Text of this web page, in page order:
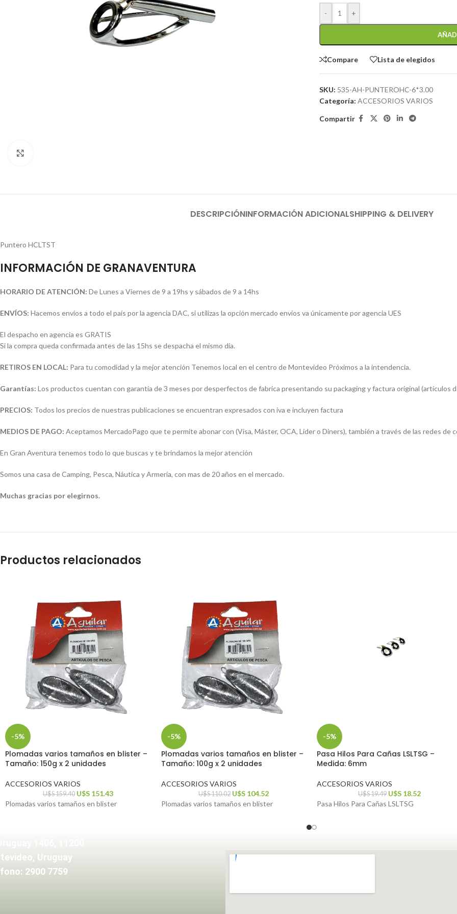
- +
Compare Lista de elegidos
SKU: 535-AH-PUNTEROHC-6*3.00
Categoría: ACCESORIOS VARIOS
Compartir
DESCRIPCIÓNINFORMACIÓN ADICIONALSHIPPING & DELIVERY
Puntero HCLTST
INFORMACIÓN DE GRANAVENTURA
HORARIO DE ATENCIÓN: De Lunes a Viernes de 9 a 19hs y sábados de 9 a 14hs
ENVÍOS: Hacemos envíos a todo el país por la agencia DAC, si utilizas la opción mercado envíos va únicamente por agencia UES
El despacho en agencia es GRATIS
Si la compra queda confirmada antes de las 15hs se despacha el mismo día.
RETIROS EN LOCAL: Para tu comodidad y la mejor atención Tenemos local en el centro de Montevideo Próximos a la intendencia.
Garantías: Los productos cuentan con garantía de 3 meses por desperfectos de fabrica presentando su packaging y factura original (artículos
PRECIOS: Todos los precios de nuestras publicaciones se encuentran expresados con iva e incluyen factura
MEDIOS DE PAGO: Aceptamos MercadoPago que te permite abonar con (Visa, Máster, OCA, Lider o Diners), también a través de las redes de
En Gran Aventura tenemos todo lo que buscas y te brindamos la mejor atención
Somos una casa de Camping, Pesca, Náutica y Armería, con mas de 20 años en el mercado.
Muchas gracias por elegirnos.
Productos relacionados
-5%
Plomadas varios tamaños en blister –
Tamaño: 150g x 2 unidades
ACCESORIOS VARIOS
U$S159.40 U$S 151.43
Plomadas varios tamaños en blister
-5%
Plomadas varios tamaños en blister –
Tamaño: 100g x 2 unidades
ACCESORIOS VARIOS
U$S110.02 U$S 104.52
Plomadas varios tamaños en blister
-5%
Pasa Hilos Para Cañas LSLTSG –
Medida: 6mm
ACCESORIOS VARIOS
U$S19.49 U$S 18.52
Pasa Hilos Para Cañas LSLTSG
Uruguay
2900 7759